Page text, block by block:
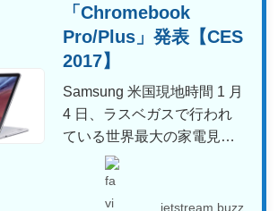
「Chromebook
Pro/Plus」発表【CES
2017】
Samsung 米国現地時間 1 月
4 日、ラスベガスで行われ
ている世界最大の家電見本
市 CES ...
jetstream.buzz